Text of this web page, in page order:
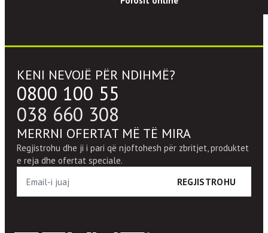
KENI NEVOJË PËR NDIHMË?
0800 100 55
038 660 308
MERRNI OFERTAT MË TË MIRA
Regjistrohu dhe ji i pari që njoftohesh për zbritjet, produktet
e reja dhe ofertat speciale.
REGJISTROHU